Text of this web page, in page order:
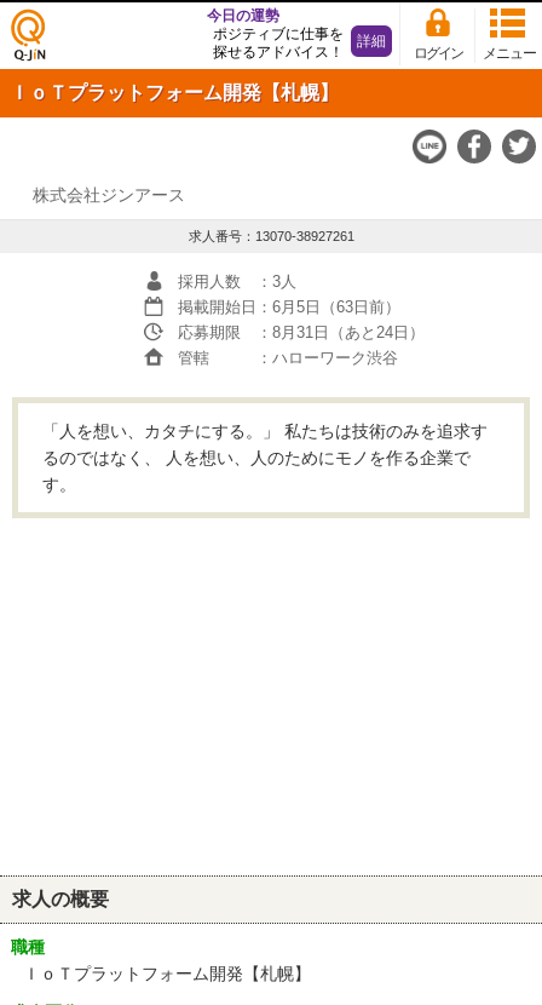
仕事
探し
の求
Q-JiN
メニュー
ログイン
今日の運勢
ポジティブに仕事を
探せるアドバイス！
詳細
ＩｏＴプラットフォーム開発【札幌】
株式会社ジンアース
求人番号：13070-38927261
採用人数
：3人
掲載開始日 ：6月5日（63日前）
応募期限
：8月31日（あと24日）
管轄
：ハローワーク渋谷
「人を想い、カタチにする。」 私たちは技術のみを追求す
るのではなく、 人を想い、人のためにモノを作る企業で
す。
求人の概要
職種
ＩｏＴプラットフォーム開発【札幌】